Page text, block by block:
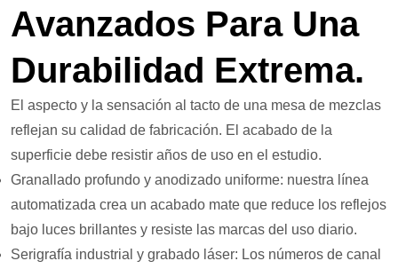
Avanzados Para Una
Durabilidad Extrema.
El aspecto y la sensación al tacto de una mesa de mezclas
reflejan su calidad de fabricación. El acabado de la
superficie debe resistir años de uso en el estudio.
Granallado profundo y anodizado uniforme: nuestra línea
automatizada crea un acabado mate que reduce los reflejos
bajo luces brillantes y resiste las marcas del uso diario.
Serigrafía industrial y grabado láser: Los números de canal